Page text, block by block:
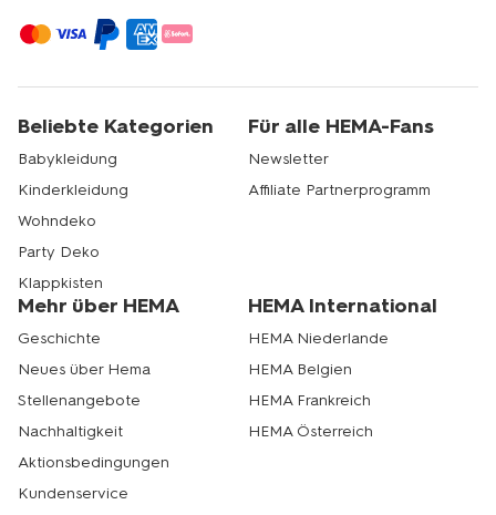
Beliebte Kategorien
Babykleidung
Kinderkleidung
Wohndeko
Party Deko
Klappkisten
Für alle HEMA-Fans
Newsletter
Affiliate Partnerprogramm
Mehr über HEMA
Geschichte
Neues über Hema
Stellenangebote
Nachhaltigkeit
Aktionsbedingungen
Kundenservice
HEMA International
HEMA Niederlande
HEMA Belgien
HEMA Frankreich
HEMA Österreich